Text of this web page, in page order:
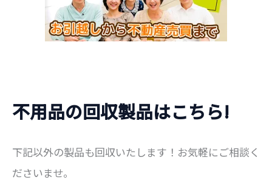
不用品の回収製品はこちら!
下記以外の製品も回収いたします！お気軽にご相談く
ださいませ。